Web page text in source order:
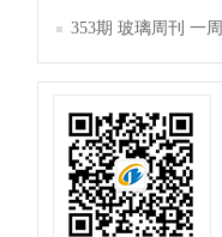
会暨第四届四次会
353期 玻璃周刊 一
2026.5.23）